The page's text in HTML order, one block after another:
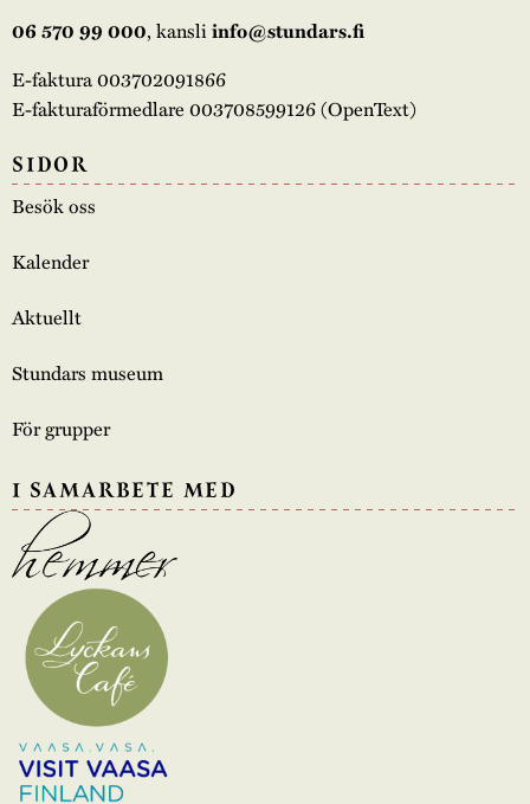
06 570 99 000, kansliinfo@stundars.fi
E-faktura 003702091866
E-fakturaförmedlare 003708599126 (OpenText)
SIDOR
Besök oss
Kalender
Aktuellt
Stundars museum
För grupper
I SAMARBETE MED